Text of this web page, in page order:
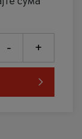
- +